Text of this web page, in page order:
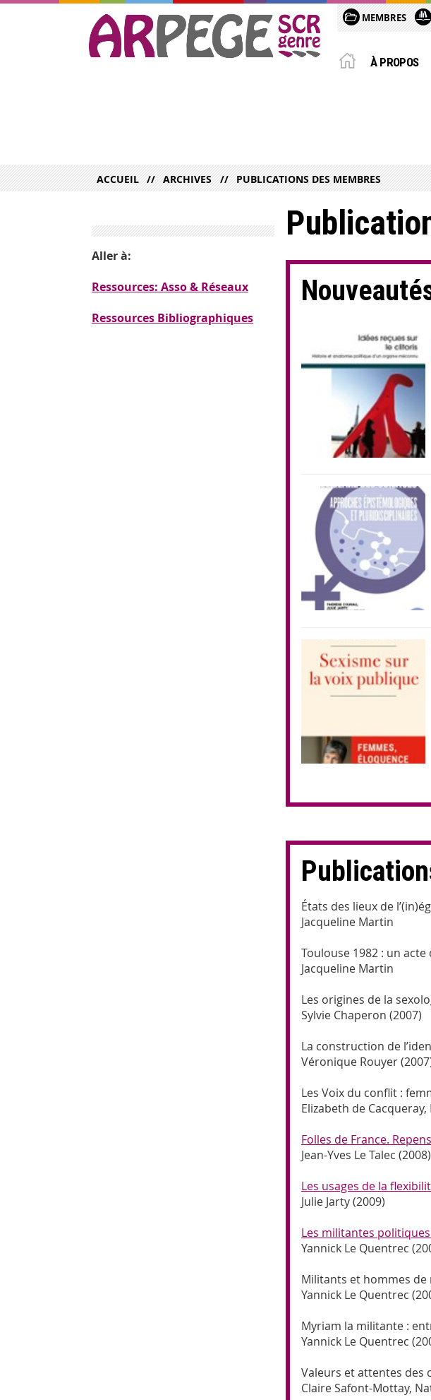
MEMBRES
À PROPOS
ACCUEIL ARCHIVES PUBLICATIONS DES MEMBRES
États des lieux de
Jacqueline Martin
Toulouse 1982 : un
Jacqueline Martin
Les origines de la
Sylvie Chaperon (2007)
La construction de
Véronique Rouyer
Les Voix du conflit :
Elizabeth de
Folles de France.
Jean-Yves Le Talec (2008)
Les usages de la
Julie Jarty (2009)
Les militantes
Yannick Le Quentrec
Militants et hommes
Yannick Le Quentrec
Myriam la militante :
Yannick Le Quentrec
Valeurs et attentes des
Claire Safont-Mottay,
Aller à:
Ressources: Asso & Réseaux
Ressources Bibliographiques